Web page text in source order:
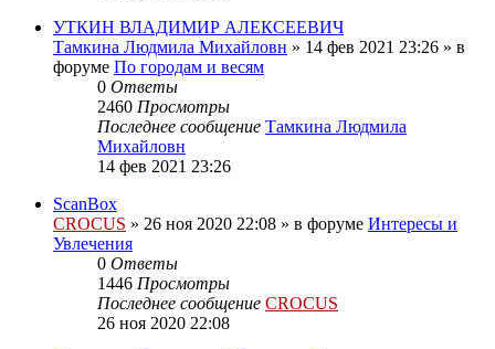
УТКИН ВЛАДИМИР АЛЕКСЕЕВИЧ
Тамкина Людмила Михайловн » 14 фев 2021 23:26 » в
форуме По городам и весям
0 Ответы
2460 Просмотры
Последнее сообщение Тамкина Людмила
Михайловн
14 фев 2021 23:26
ScanBox
CROCUS » 26 ноя 2020 22:08 » в форуме Интересы и
Увлечения
0 Ответы
1446 Просмотры
Последнее сообщение CROCUS
26 ноя 2020 22:08